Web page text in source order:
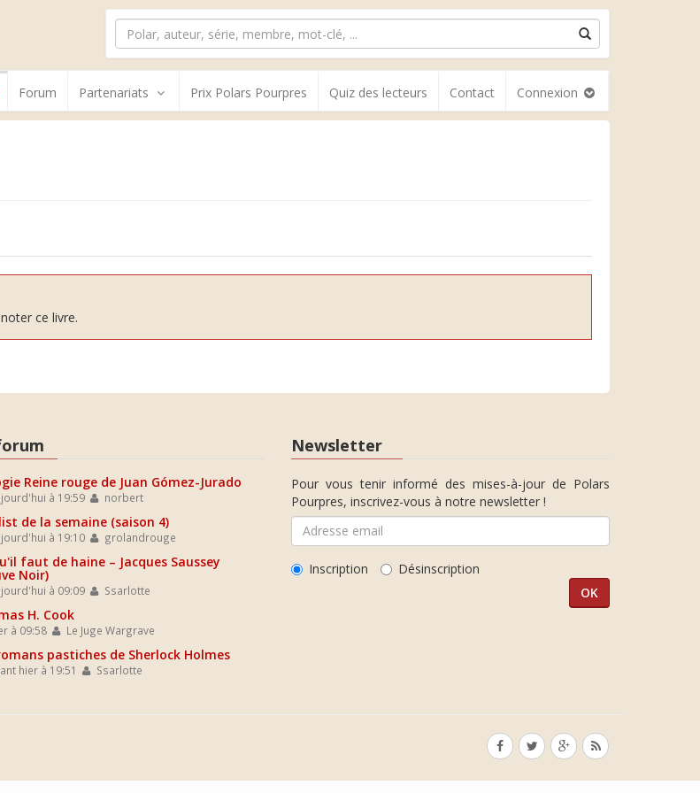
Forum Partenariats Prix Polars Pourpres Quiz des lecteurs Contact Connexion
ce livre.
Reine rouge de Juan Gómez-Jurado
à 19:59 norbert
de la semaine (saison 4)
à 19:10 grolandrouge
faut de haine – Jacques Saussey
Noir)
à 09:09 Ssarlotte
H. Cook
à 09:58 Le Juge Wargrave
pastiches de Sherlock Holmes
hier à 19:51 Ssarlotte
Newsletter
Pour vous tenir informé des mises-à-jour de Polars
Pourpres, inscrivez-vous à notre newsletter !
Inscription Désinscription